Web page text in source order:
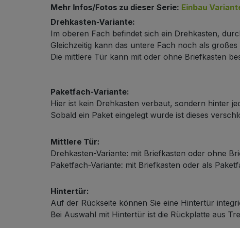
Mehr Infos/Fotos zu dieser Serie: Einbau
Drehkasten-Variante:
Im oberen Fach befindet sich ein Drehkasten,
Gleichzeitig kann das untere Fach noch als
Die mittlere Tür kann mit oder ohne Briefkasten
Paketfach-Variante:
Hier ist kein Drehkasten verbaut, sondern hinter
Sobald ein Paket eingelegt wurde ist dieses
Mittlere Tür:
Drehkasten-Variante: mit Briefkasten oder ohne
Paketfach-Variante: mit Briefkasten oder als
Hintertür:
Auf der Rückseite können Sie eine Hintertür
Bei Auswahl mit Hintertür ist die Rückplatte aus